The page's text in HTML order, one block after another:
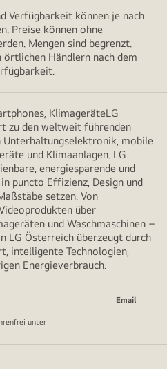
Verfügbarkeit können je nach
Preise können ohne
Mengen sind begrenzt.
örtlichen Händlern nach dem
KlimageräteLG
zu den weltweit führenden
Unterhaltungselektronik, mobile
und Klimaanlagen. LG
energiesparende und
puncto Effizienz, Design und
setzen. Von
über
und Waschmaschinen –
LG Österreich überzeugt durch
intelligente Technologien,
Energieverbrauch.
Email
unter